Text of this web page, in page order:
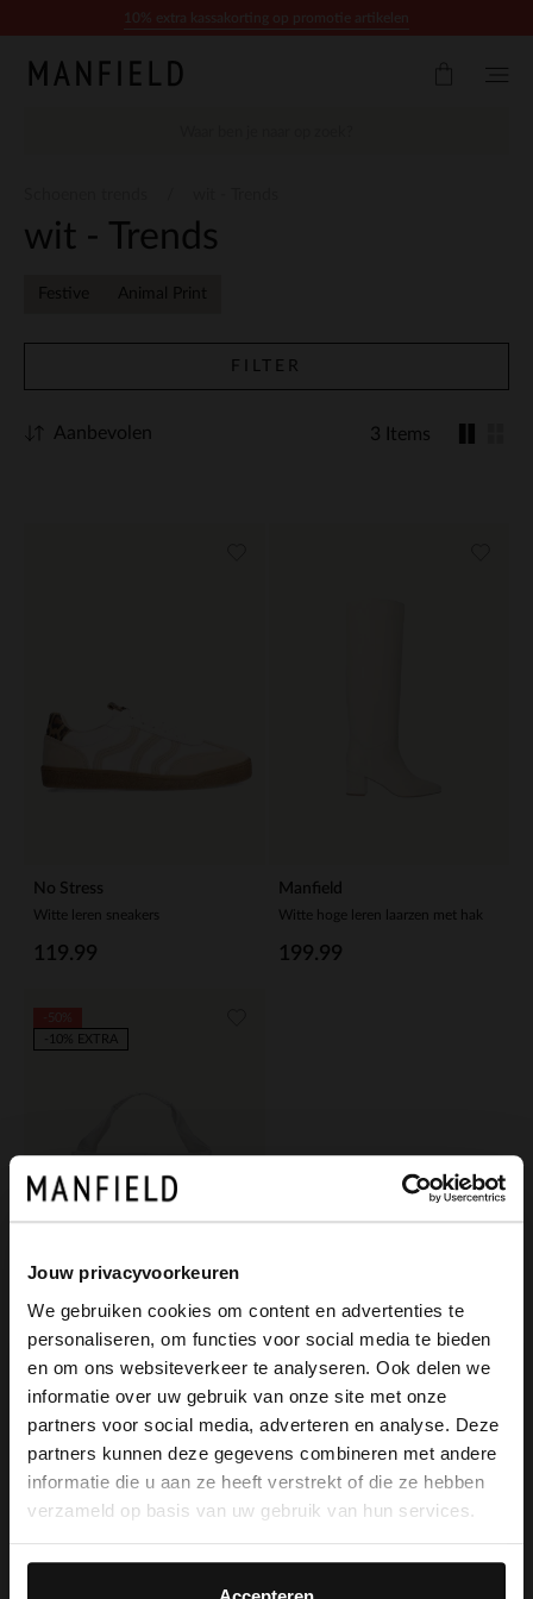
Jouw privacyvoorkeuren
We gebruiken cookies om content en advertenties te
personaliseren, om functies voor social media te bieden
en om ons websiteverkeer te analyseren. Ook delen we
informatie over uw gebruik van onze site met onze
partners voor social media, adverteren en analyse. Deze
partners kunnen deze gegevens combineren met andere
informatie die u aan ze heeft verstrekt of die ze hebben
verzameld op basis van uw gebruik van hun services.
wit - Trends
Festive Animal Print
FILTER
3 Items
Aanbevolen
No Stress
Witte leren sneakers
119.99
Manfield
Witte hoge leren laarzen met hak
199.99
99.98
50.00
-10% EXTRA
×
View this website in English?
It looks like your language isn't Dutch. Would
you like to switch to English?
English